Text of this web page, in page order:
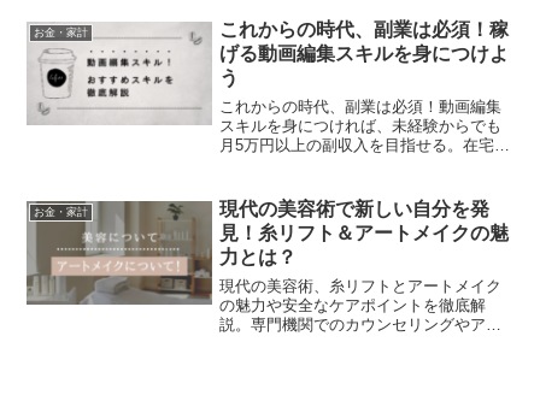
お金・家計
これからの時代、副業は必須！稼
げる動画編集スキルを身につけよ
う
これからの時代、副業は必須！動画編集
スキルを身につければ、未経験からでも
月5万円以上の副収入を目指せる。在宅ワ
紹介！
お金・家計
現代の美容術で新しい自分を発
見！糸リフト＆アートメイクの魅
力とは？
現代の美容術、糸リフトとアートメイク
の魅力や安全なケアポイントを徹底解
説。専門機関でのカウンセリングやアフ